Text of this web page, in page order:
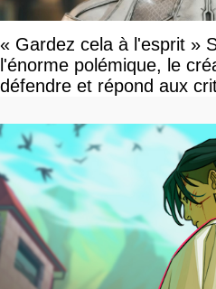
« Gardez cela à l'esprit »
l'énorme polémique, le
défendre et répond aux